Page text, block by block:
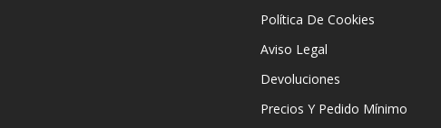
Política De Cookies
Aviso Legal
Devoluciones
Precios Y Pedido Mínimo